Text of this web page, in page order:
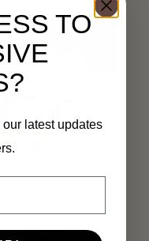
€29,99
TO
latest updates